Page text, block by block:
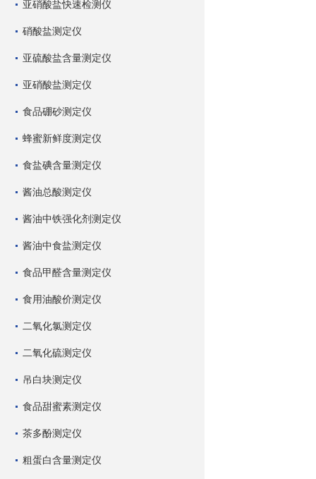
亚硝酸盐快速检测仪
硝酸盐测定仪
亚硫酸盐含量测定仪
亚硝酸盐测定仪
食品硼砂测定仪
蜂蜜新鲜度测定仪
食盐碘含量测定仪
酱油总酸测定仪
酱油中铁强化剂测定仪
酱油中食盐测定仪
食品甲醛含量测定仪
食用油酸价测定仪
二氧化氯测定仪
二氧化硫测定仪
吊白块测定仪
食品甜蜜素测定仪
茶多酚测定仪
粗蛋白含量测定仪